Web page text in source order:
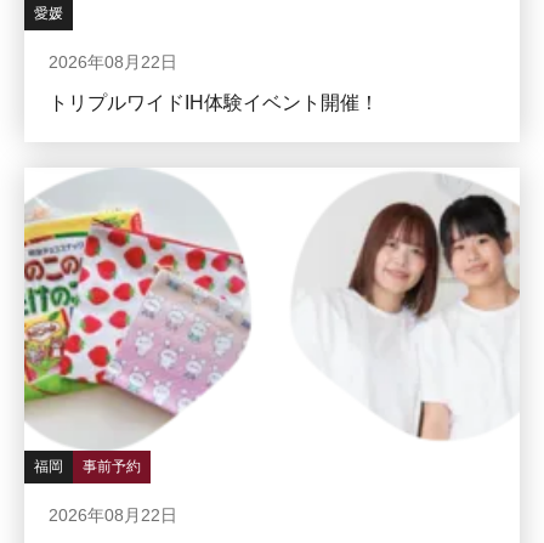
愛媛
2026年08月22日
トリプルワイドIH体験イベント開催！
福岡 事前予約
2026年08月22日